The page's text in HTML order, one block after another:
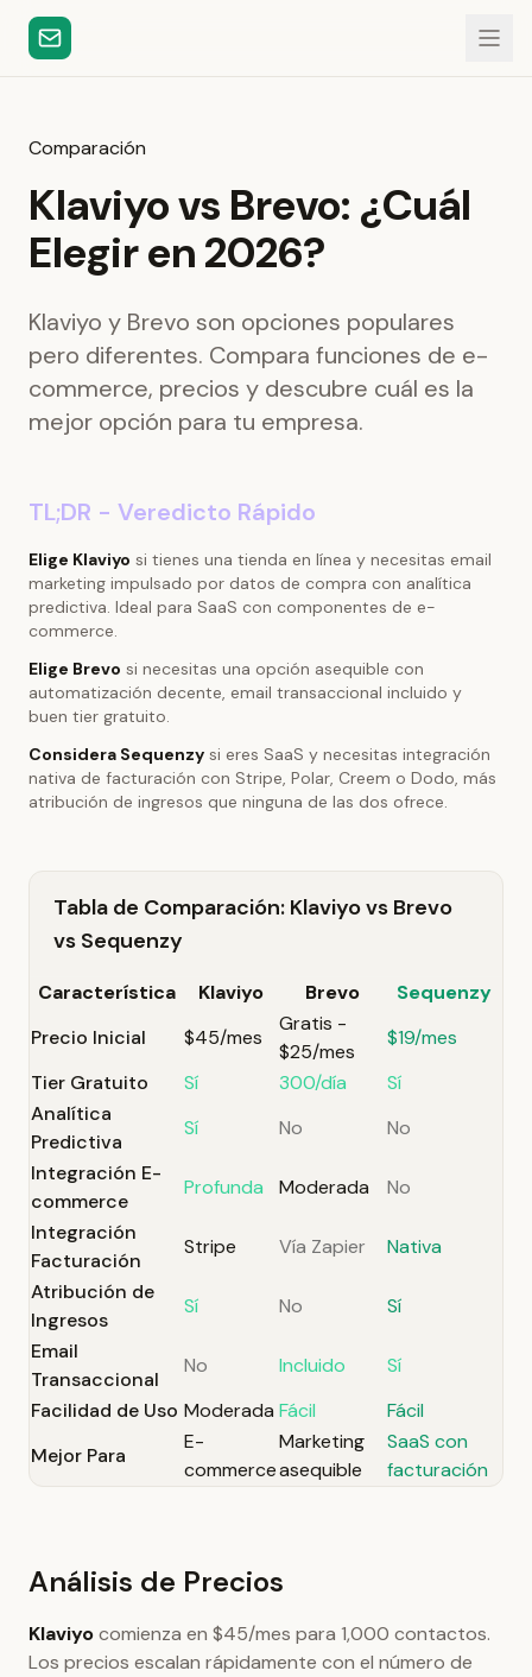
Comparación
Klaviyo vs Brevo: ¿Cuál
Elegir en 2026?
Klaviyo y Brevo son opciones populares
pero diferentes. Compara funciones de e-
commerce, precios y descubre cuál es la
mejor opción para tu empresa.
TL;DR - Veredicto Rápido
Elige Klaviyo si tienes una tienda en línea y necesitas email
marketing impulsado por datos de compra con analítica
predictiva. Ideal para SaaS con componentes de e-
commerce.
Elige Brevo si necesitas una opción asequible con
automatización decente, email transaccional incluido y
buen tier gratuito.
Considera Sequenzy si eres SaaS y necesitas integración
nativa de facturación con Stripe, Polar, Creem o Dodo, más
atribución de ingresos que ninguna de las dos ofrece.
Tabla de Comparación: Klaviyo vs Brevo
vs Sequenzy
Característica Klaviyo Brevo
Sequenzy
Precio Inicial
$45/mes
Gratis -
$25/mes
$19/mes
Tier Gratuito
Sí 300/día
Sí
Analítica
Predictiva
Sí No
No
Integración E-
commerce
Profunda Moderada
No
Integración
Facturación
Stripe Vía Zapier
Nativa
Atribución de
Ingresos
Sí No
Sí
Email
Transaccional
No Incluido
Sí
Facilidad de Uso Moderada Fácil
Fácil
Mejor Para
E-
commerce
Marketing
asequible
SaaS con
facturación
Análisis de Precios
Klaviyocomienza en $45/mes para 1,000 contactos.
Los precios escalan rápidamente con el número de